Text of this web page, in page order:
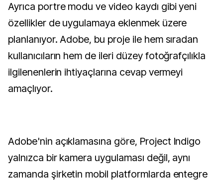
Ayrıca portre modu ve video kaydı gibi yeni
özellikler de uygulamaya eklenmek üzere
planlanıyor. Adobe, bu proje ile hem sıradan
kullanıcıların hem de ileri düzey fotoğrafçılıkla
ilgilenenlerin ihtiyaçlarına cevap vermeyi
amaçlıyor.
Adobe'nin açıklamasına göre, Project Indigo
yalnızca bir kamera uygulaması değil, aynı
zamanda şirketin mobil platformlarda entegre